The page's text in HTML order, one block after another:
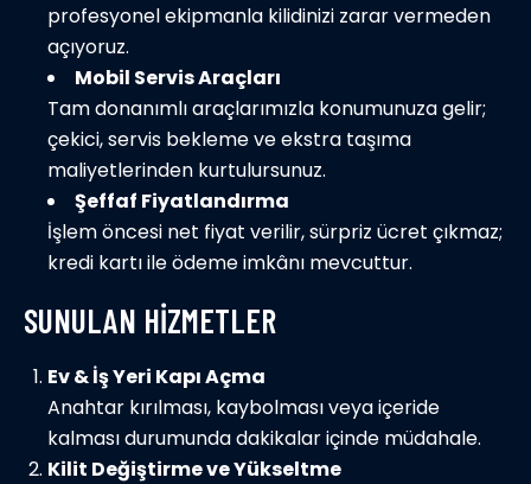
profesyonel ekipmanla kilidinizi zarar vermeden
açıyoruz.
Mobil Servis Araçları
Tam donanımlı araçlarımızla konumunuza gelir;
çekici, servis bekleme ve ekstra taşıma
maliyetlerinden kurtulursunuz.
Şeffaf Fiyatlandırma
İşlem öncesi net fiyat verilir, sürpriz ücret çıkmaz;
kredi kartı ile ödeme imkânı mevcuttur.
SUNULAN HIZMETLER
Ev & İş Yeri Kapı Açma
Anahtar kırılması, kaybolması veya içeride
kalması durumunda dakikalar içinde müdahale.
Kilit Değiştirme ve Yükseltme